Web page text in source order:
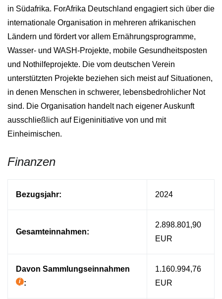
in Südafrika. ForAfrika Deutschland engagiert sich über die
internationale Organisation in mehreren afrikanischen
Ländern und fördert vor allem Ernährungsprogramme,
Wasser- und WASH-Projekte, mobile Gesundheitsposten
und Nothilfeprojekte. Die vom deutschen Verein
unterstützten Projekte beziehen sich meist auf Situationen,
in denen Menschen in schwerer, lebensbedrohlicher Not
sind. Die Organisation handelt nach eigener Auskunft
ausschließlich auf Eigeninitiative von und mit
Einheimischen.
Finanzen
Bezugsjahr: 2024
Gesamteinnahmen:
2.898.801,90
EUR
Davon Sammlungseinnahmen
Hilfetext
:
1.160.994,76
EUR